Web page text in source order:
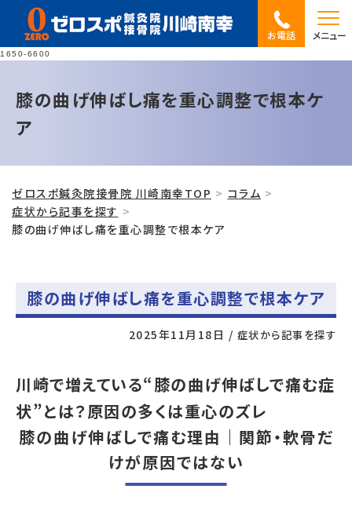
1650-6600
お電話 メニュー
膝の曲げ伸ばし痛を重心調整で根本ケ
ア
ゼロスポ鍼灸院接骨院 川崎南幸TOP
コラム
症状から記事を探す
膝の曲げ伸ばし痛を重心調整で根本ケア
膝の曲げ伸ばし痛を重心調整で根本ケア
2025年11月18日 / 症状から記事を探す
川崎で増えている“膝の曲げ伸ばしで痛む症
状”とは？原因の多くは重心のズレ
膝の曲げ伸ばしで痛む理由｜関節・軟骨だ
けが原因ではない